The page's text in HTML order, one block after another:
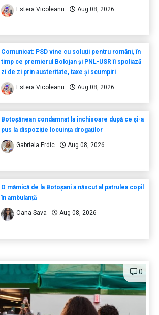
Estera Vicoleanu Aug 08, 2026
Comunicat: PSD vine cu soluții pentru români, în
timp ce premierul Bolojan și PNL-USR îi spoliază
zi de zi prin austeritate, taxe și scumpiri
Estera Vicoleanu Aug 08, 2026
Botoșănean condamnat la închisoare după ce și-a
pus la dispoziție locuința drogaților
Gabriela Erdic Aug 08, 2026
O mămică de la Botoșani a născut al patrulea copil
în ambulanță
Oana Sava Aug 08, 2026
0